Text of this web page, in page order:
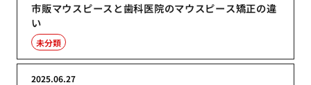
市販マウスピースと歯科医院のマウスピース矯正の違
い
未分類
2025.06.27